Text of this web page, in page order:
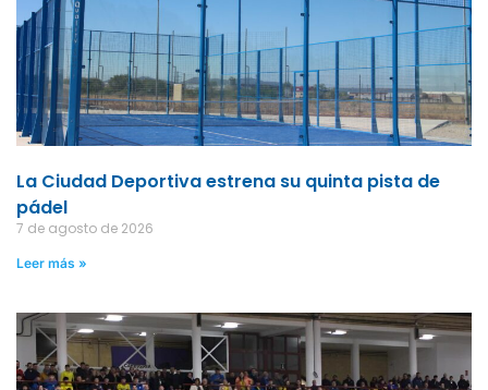
La Ciudad Deportiva estrena su quinta pista de
pádel
7 de agosto de 2026
Leer más »